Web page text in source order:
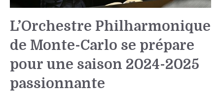
L’Orchestre Philharmonique
de Monte-Carlo se prépare
pour une saison 2024-2025
passionnante